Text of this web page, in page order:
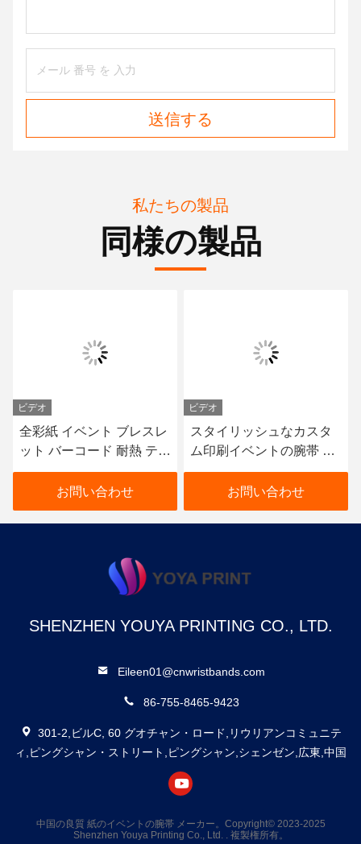
送信する
私たちの製品
同様の製品
ビデオ
全彩紙 イベント ブレスレ
ット バーコード 耐熱 ティ
ベック素材
お問い合わせ
ビデオ
スタイリッシュなカスタ
ム印刷イベントの腕帯 防
水デュポンティベック腕
お問い合わせ
SHENZHEN YOUYA PRINTING CO., LTD.
Eileen01@cnwristbands.com
86-755-8465-9423
301-2,ビルC, 60 グオチャン・ロード,リウリアンコミュニテ
ィ,ピングシャン・ストリート,ピングシャン,シェンゼン,広東,中国
中国の良質 紙のイベントの腕帯 メーカー。Copyright© 2023-2025
Shenzhen Youya Printing Co., Ltd. . 複製権所有。